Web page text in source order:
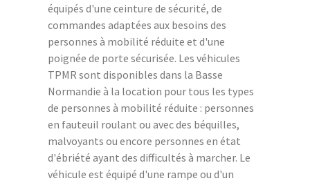
équipés d'une ceinture de sécurité, de
commandes adaptées aux besoins des
personnes à mobilité réduite et d'une
poignée de porte sécurisée. Les véhicules
TPMR sont disponibles dans la Basse
Normandie à la location pour tous les types
de personnes à mobilité réduite : personnes
en fauteuil roulant ou avec des béquilles,
malvoyants ou encore personnes en état
d'ébriété ayant des difficultés à marcher. Le
véhicule est équipé d'une rampe ou d'un